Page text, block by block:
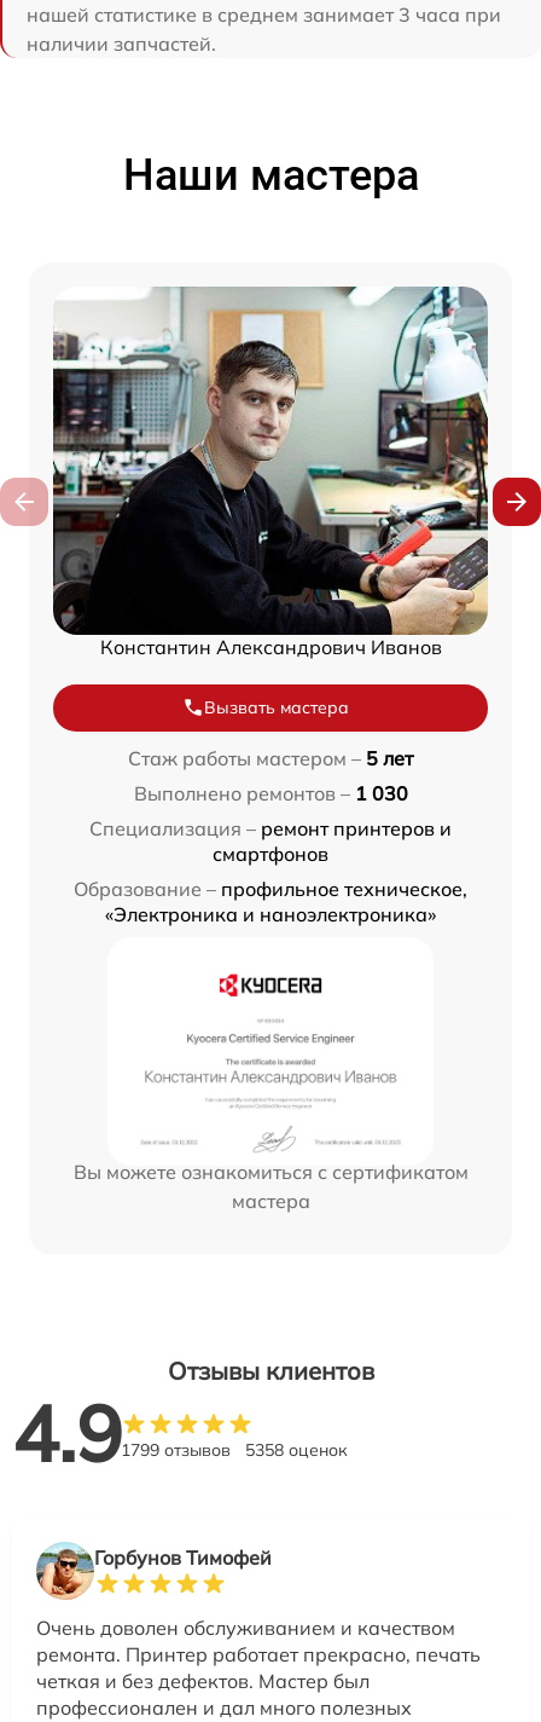
нашей статистике в среднем занимает 3 часа при
наличии запчастей.
Наши мастера
Константин Александрович Иванов
Вызвать мастера
Стаж работы мастером – 5 лет
Выполнено ремонтов – 1 030
Специализация – ремонт принтеров и
смартфонов
Образование – профильное техническое,
«Электроника и наноэлектроника»
Вы можете ознакомиться с сертификатом
мастера
Отзывы клиентов
4.91799 отзывов 5358 оценок
Горбунов Тимофей
Очень доволен обслуживанием и качеством
ремонта. Принтер работает прекрасно, печать
четкая и без дефектов. Мастер был
профессионален и дал много полезных